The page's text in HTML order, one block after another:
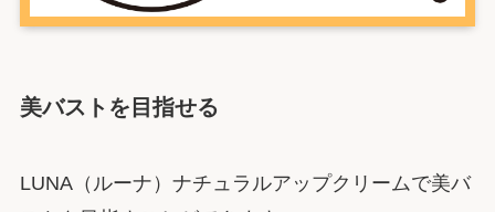
美バストを目指せる
LUNA（ルーナ）ナチュラルアップクリームで美バ